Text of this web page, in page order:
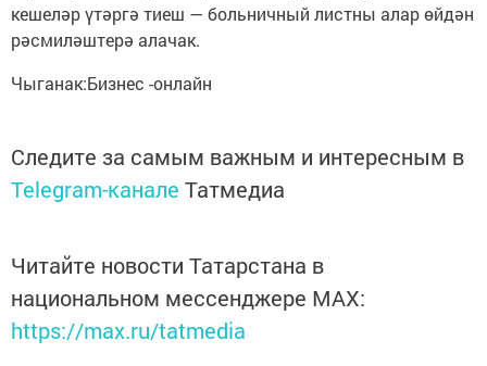
кешеләр үтәргә тиеш — больничный листны алар өйдән
рәсмиләштерә алачак.
Чыганак:Бизнес -онлайн
Следите за самым важным и интересным в
Telegram-канале Татмедиа
Читайте новости Татарстана в
национальном мессенджере MАХ:
https://max.ru/tatmedia